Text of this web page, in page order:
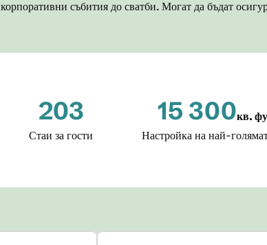
корпоративни събития до сватби. Могат да бъдат
203
Стаи за гости
15 300кв.
Квадратни фута
Настройка на най-